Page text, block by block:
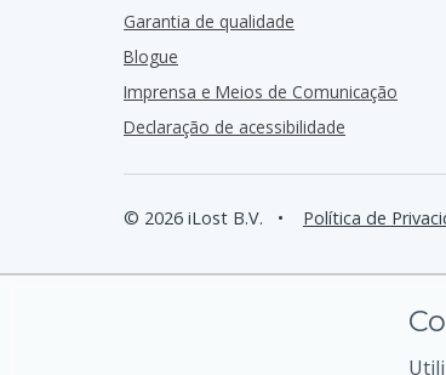
Garantia de qualidade
Blogue
Imprensa e Meios de Comunicação
Declaração de acessibilidade
© 2026 iLost B.V. • Política de